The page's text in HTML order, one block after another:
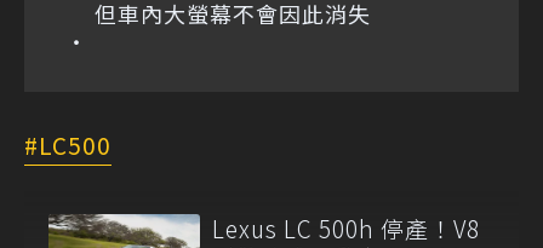
但車內大螢幕不會因此消失
LC500
Lexus LC 500h 停產！V8